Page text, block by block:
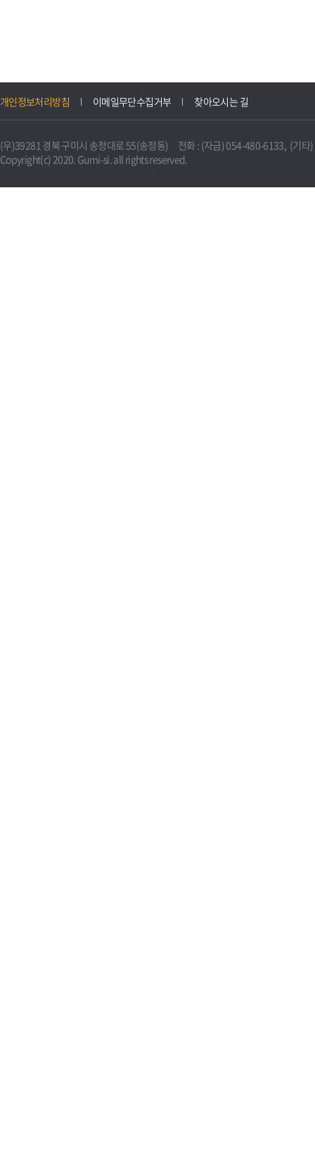
개인정보처리방침 이메일무단수집거부 찾아오시는 길
(우)39281 경북 구미시 송정대로 55(송정동) 전화 : (자금) 054-480-6133, (기타
Copyright(c) 2020. Gumi-si. all rights reserved.